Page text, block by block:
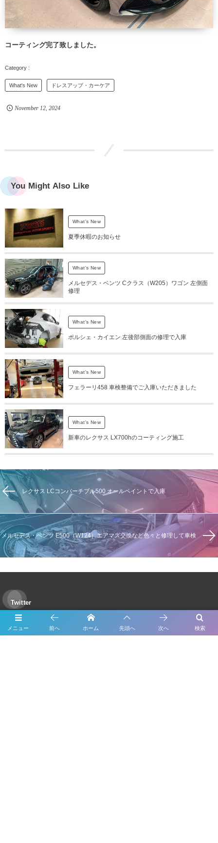
コーティング完了致しました。
What's New ドレスアップ・カーケア
November 12, 2024
You Might Also Like
What's New
夏季休暇のお知らせ
What's New
メルセデス・ベンツ Cクラス（W205）ワゴン 左側面
修理
What's New
ポルシェ・カイエン 左後部側面の修理で入庫
What's New
フェラーリ458 車検整備でご入庫いただきました
What's New
新車のレクサス LX700hのコーティング施工
レクサス LCコンバーチブル500 オールペイントで入庫
メルセデス・ベンツ E500（W124）エアマス交換など色々と修理して車検
Twitter
Tweets by Forme_Factory
メニュー 検索
前へ ホーム 先頭へ 次へ